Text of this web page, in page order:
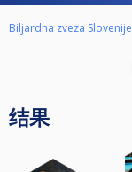
Biljardna zveza Slovenije
结果